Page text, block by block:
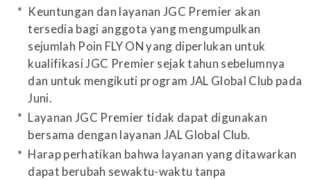
Keuntungan dan layanan JGC Premier akan
tersedia bagi anggota yang mengumpulkan
sejumlah Poin FLY ON yang diperlukan untuk
kualifikasi JGC Premier sejak tahun sebelumnya
dan untuk mengikuti program JAL Global Club pada
Juni.
Layanan JGC Premier tidak dapat digunakan
bersama dengan layanan JAL Global Club.
Harap perhatikan bahwa layanan yang ditawarkan
dapat berubah sewaktu-waktu tanpa